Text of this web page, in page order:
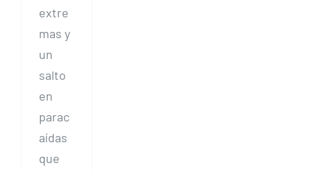
extre
mas y
un
salto
en
parac
aídas
que